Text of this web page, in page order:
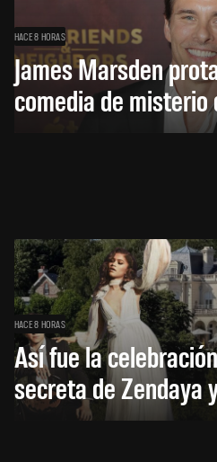
HACE 8 HORAS
James Marsden
comedia de misterio
HACE 8 HORAS
Así fue la
secreta de Zendaya